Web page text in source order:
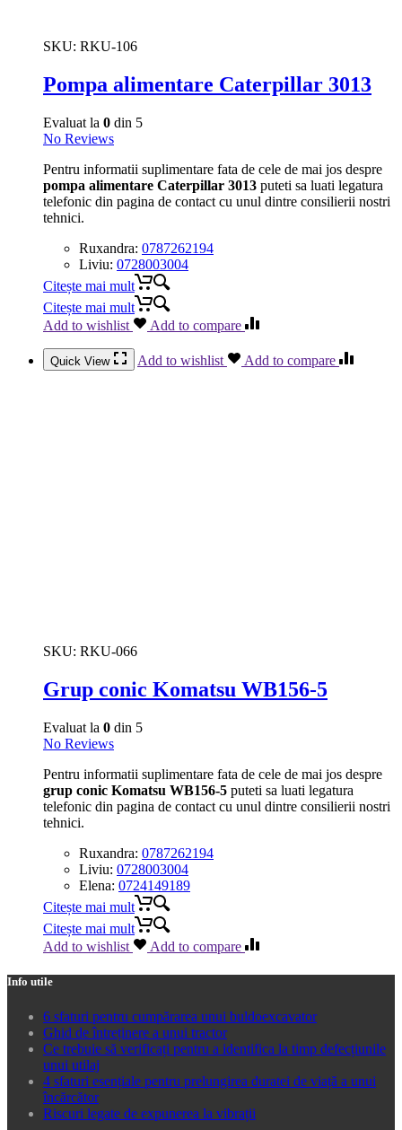
SKU: RKU-106
Pompa alimentare Caterpillar 3013
Evaluat la 0 din 5
No Reviews
Pentru informatii suplimentare fata de cele de mai jos despre
pompa alimentare Caterpillar 3013 puteti sa luati legatura
telefonic din pagina de contact cu unul dintre consilierii nostri
tehnici.
Ruxandra: 0787262194
Liviu: 0728003004
Citește mai mult
Citește mai mult
Add to wishlist
Add to compare
Quick View Add to wishlist Add to compare
SKU: RKU-066
Grup conic Komatsu WB156-5
Evaluat la 0 din 5
No Reviews
Pentru informatii suplimentare fata de cele de mai jos despre
grup conic Komatsu WB156-5 puteti sa luati legatura
telefonic din pagina de contact cu unul dintre consilierii nostri
tehnici.
Ruxandra: 0787262194
Liviu: 0728003004
Elena: 0724149189
Citește mai mult
Citește mai mult
Add to wishlist
Add to compare
Info utile
6 sfaturi pentru cumpărarea unui buldoexcavator
Ghid de întreținere a unui tractor
Ce trebuie să verificați pentru a identifica la timp defecțiunile
unui utilaj
4 sfaturi esențiale pentru prelungirea duratei de viață a unui
încărcător
Riscuri legate de expunerea la vibrații